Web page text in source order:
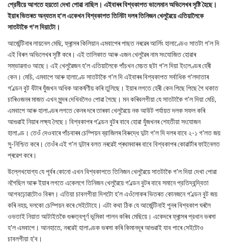
প্রেমীয়ে আগতে হয়তো দেখা পোৱা নাছিল। এইবাৰৰ বিশ্বকাপত ভালেমান অভিলেখৰ সৃষ্টি হৈছে।
ইয়াৰ ভিতৰত অন্যতম হ'ল একেখন বিশ্বকাপত তিনিটা দলৰ তিনিজন খেলুৱৈয়ে এতিয়ালৈকে
সাতটাকৈ গ'ল দিয়াটো।
আর্জেন্টিনাৰ লায়নেল মেছি, ফ্ৰান্সৰ কিলিয়ান এমবাপেৰ পাছত নৰৱেৰ আৰ্লিং হালাণ্ডেও সাতটা গ'ল দি
এই বিৰল অভিলেখৰ সৃষ্টি কৰে। এই তালিকাত আৰু এজন খেলুৱৈৰ নাম সংযোজিত হোৱাৰ
সম্ভাৱনাও আছে। এই খেলুৱৈজন হ'ল এতিয়ালৈকে পাঁচখন মেচত ছটা গ'ল দিয়া ইংলেণ্ডৰ হেৰী
কেন। মেচি, এমবাপে আৰু হালাণ্ডে সাতটাকৈ গ'ল দি এইবাৰৰ বিশ্বকাপত সর্বাধিক গ'লদাতাৰ
গ'ল্ডেন বুট বঁটাৰ যুঁজখন অধিক আকর্ষণীয় কৰি তুলিছে। ইয়াৰ লগতে হেৰী কেন পিছে পিছে গৈ থকাত
চাৰিওজনৰ মাজত এখন সুন্দৰ দেখিবলৈও পোৱা গৈছে। মন কৰিবলগীয়া যে সাতটাকৈ গ'ল দিয়া মেচি,
এমবাপে আৰু হালাণ্ডৰ লগতে কেনৰ দৰে তাৰকা খেলুৱৈয়ে নক আউট পর্যায়ত দলক সফল কৰি
আগুৱাই নিয়াৰ লক্ষ্য লৈছে। বিশ্বকাপৰ গ'ল্ডেন বুটৰ বাবে হোৱা যুঁজখনৰ শেহতীয়া সংযোজন
হালাণ্ড। তেওঁ দেওবাৰে পাঁচবাৰৰ চেম্পিয়ন ব্রাজিলৰ বিৰুদ্ধে দুটা গ'ল দি দলৰ বাবে ২-১ গ'লত জয়
সু-নিশ্চিত কৰে। তেওঁৰ এই গ'ল দুটাৰ বলত নৰৱেই প্ৰথমবাৰৰ বাবে বিশ্বকাপৰ কোৱাৰ্টাৰ ফাইনেলত
প্ৰৱেশ কৰে।
উল্লেখযোগ্য যে পূৰ্বৰ কোনো এখন বিশ্বকাপতে তিনিজন খেলুৱৈয়ে সাতটাকৈ গ'ল দিয়া দেখা পোৱা
নগৈছিল আৰু ইয়াৰ লগতে একেলগে তিনিজন খেলুৱৈয়ে গ'ল্ডেন বুটৰ বাবে সমানে প্রতিদ্বন্দ্বিতা
আগবঢ়োৱাটোও বিৰল। এতিয়া চাবলগীয়া দিশটো হ'ল এওঁলোকৰ ভিতৰত কোনজনে গ'ল্ডেন বুট জয়
কৰি নহয়, দলকো চেম্পিয়ন কৰে সেইটোহে। এটা কথা ঠিক যে আর্জেন্টিনাই পুনৰ বিশ্বকাপ ঘৰলৈ
ওভতাই নিয়াত আটাইতকৈ গুৰুত্বপূৰ্ণ ভূমিকা পালন কৰিব মেছিয়ে। একেদৰে ফ্ৰান্সৰ প্রধান ভৰসা
হ'ল এমবাপে। আনহাতে, নৰৱেই হালাণ্ডক ভৰসা কৰি কিমানদূৰ আগুৱাই যাব পাৰে সেইটোও
চাবলগীয়া হ'ব।